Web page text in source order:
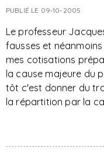
PUBLIÉ LE 09-10-2005
Le professeur
fausses et
mes cotisations
la cause majeure du
tôt c'est donner du
la répartition par la